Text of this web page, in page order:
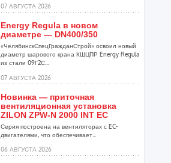
07 АВГУСТА 2026
Energy Regula в новом
диаметре — DN400/350
«ЧелябинскСпецГражданСтрой» освоил новый
диаметр шарового крана КШЦПР Energy Regula
из стали 09Г2С...
07 АВГУСТА 2026
Новинка — приточная
вентиляционная установка
ZILON ZPW-N 2000 INT EC
Серия построена на вентиляторах с EC-
двигателями, что обеспечивает...
06 АВГУСТА 2026